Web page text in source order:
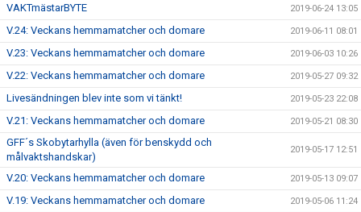
VAKTmästarBYTE 2019-06-24 13:05
V.24: Veckans hemmamatcher och domare 2019-06-11 08:01
V.23: Veckans hemmamatcher och domare 2019-06-03 10:26
V.22: Veckans hemmamatcher och domare 2019-05-27 09:32
Livesändningen blev inte som vi tänkt! 2019-05-23 22:08
V.21: Veckans hemmamatcher och domare 2019-05-21 08:30
GFF´s Skobytarhylla (även för benskydd och
målvaktshandskar)
2019-05-17 12:51
V.20: Veckans hemmamatcher och domare 2019-05-13 09:07
V.19: Veckans hemmamatcher och domare 2019-05-06 11:24